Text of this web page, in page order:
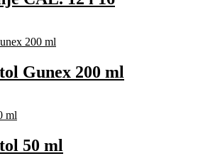
Gunex 200 ml
50 ml